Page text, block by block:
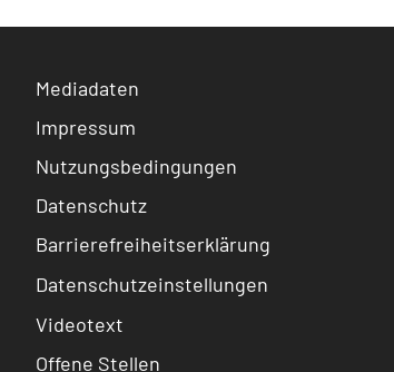
Mediadaten
Impressum
Nutzungsbedingungen
Datenschutz
Barrierefreiheitserklärung
Datenschutzeinstellungen
Videotext
Offene Stellen